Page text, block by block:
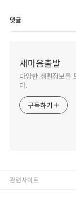
댓글
새마음출발
다양한 생활정보를
다.
구독하기
관련사이트